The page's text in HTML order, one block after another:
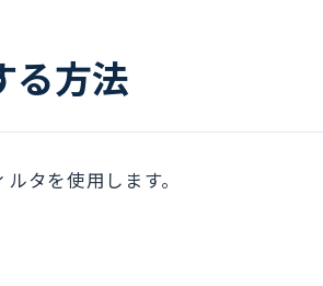
る方法
タを使用します。